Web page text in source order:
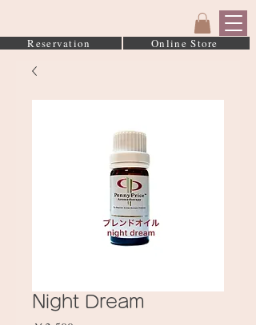
Reservation Online Store
Night Dream